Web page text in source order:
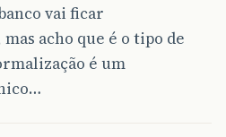
vai ficar
acho que é o tipo de
é um